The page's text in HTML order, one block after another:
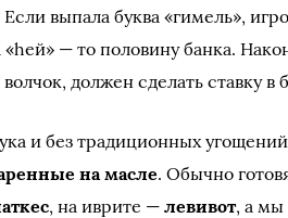
выпала буква «гимель»,
«hей» — то половину банка.
должен сделать ставку в
и без традиционных
на масле. Обычно
, на иврите —левивот, а мы